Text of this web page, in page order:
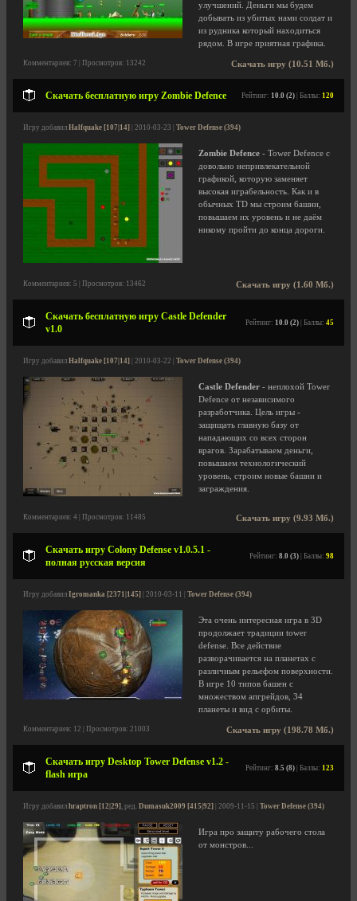
улучшений. Деньги мы будем
добывать из убитых нами солдат и
из рудника который находиться
рядом. В игре приятная графика.
Скачать игру (10.51 Мб.)
Комментариев: 7 | Просмотров: 13242
Скачать бесплатную игру Zombie Defence Рейтинг: 10.0 (2) | Баллы: 120
Игру добавил Halfquake [107|14] | 2010-03-23 | Tower Defense (394)
Zombie Defence - Tower Defence с
довольно непривлекательной
графикой, которую заменяет
высокая играбельность. Как и в
обычных TD мы строим башни,
повышаем их уровень и не даём
никому пройти до конца дороги.
Скачать игру (1.60 Мб.)
Комментариев: 5 | Просмотров: 13462
Скачать бесплатную игру Castle Defender
v1.0
Рейтинг: 10.0 (2) | Баллы: 45
Игру добавил Halfquake [107|14] | 2010-03-22 | Tower Defense (394)
Castle Defender - неплохой Tower
Defence от независимого
разработчика. Цель игры -
защищать главную базу от
нападающих со всех сторон
врагов. Зарабатываем деньги,
повышаем технологический
уровень, строим новые башни и
заграждения.
Скачать игру (9.93 Мб.)
Комментариев: 4 | Просмотров: 11485
Скачать игру Colony Defense v1.0.5.1 -
полная русская версия
Рейтинг: 8.0 (3) | Баллы: 98
Игру добавил Igromanka [2371|145] | 2010-03-11 | Tower Defense (394)
Эта очень интересная игра в 3D
продолжает традиции tower
defense. Все действие
разворачивается на планетах с
различным рельефом поверхности.
В игре 10 типов башен с
множеством апгрейдов, 34
планеты и вид с орбиты.
Скачать игру (198.78 Мб.)
Комментариев: 12 | Просмотров: 21003
Скачать игру Desktop Tower Defense v1.2 -
flash игра
Рейтинг: 8.5 (8) | Баллы: 123
Игру добавил hraptron [12|29], ред. Dumasuk2009 [415|92] | 2009-11-15 | Tower Defense (394)
Игра про защиту рабочего стола
от монстров...